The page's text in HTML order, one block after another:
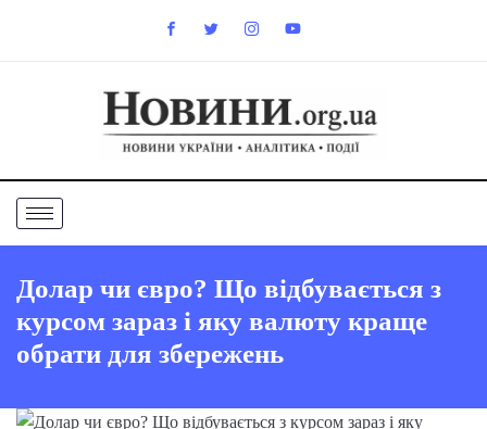
Долар чи євро? Що відбувається з
курсом зараз і яку валюту краще
обрати для збережень